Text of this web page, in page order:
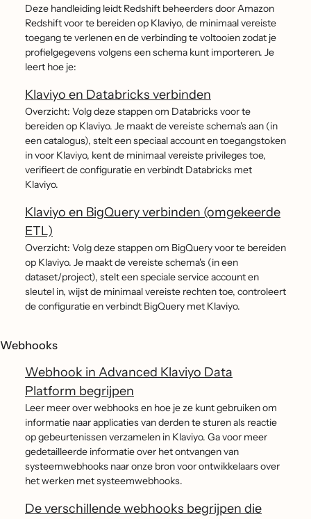
Deze handleiding leidt Redshift beheerders door Amazon
Redshift voor te bereiden op Klaviyo, de minimaal vereiste
toegang te verlenen en de verbinding te voltooien zodat je
profielgegevens volgens een schema kunt importeren. Je
leert hoe je:
Klaviyo en Databricks verbinden
Overzicht: Volg deze stappen om Databricks voor te
bereiden op Klaviyo. Je maakt de vereiste schema's aan (in
een catalogus), stelt een speciaal account en toegangstoken
in voor Klaviyo, kent de minimaal vereiste privileges toe,
verifieert de configuratie en verbindt Databricks met
Klaviyo.
Klaviyo en BigQuery verbinden (omgekeerde
ETL)
Overzicht: Volg deze stappen om BigQuery voor te bereiden
op Klaviyo. Je maakt de vereiste schema's (in een
dataset/project), stelt een speciale service account en
sleutel in, wijst de minimaal vereiste rechten toe, controleert
de configuratie en verbindt BigQuery met Klaviyo.
Webhooks
Webhook in Advanced Klaviyo Data
Platform begrijpen
Leer meer over webhooks en hoe je ze kunt gebruiken om
informatie naar applicaties van derden te sturen als reactie
op gebeurtenissen verzamelen in Klaviyo. Ga voor meer
gedetailleerde informatie over het ontvangen van
systeemwebhooks naar onze bron voor ontwikkelaars over
het werken met systeemwebhooks.
De verschillende webhooks begrijpen die